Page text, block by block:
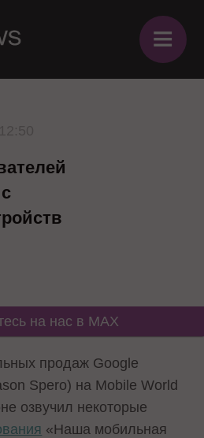
≡
на нас в MAX
продаж Google
Spero) на Mobile World
озвучил некоторые
«Наша мобильная